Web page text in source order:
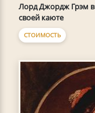
Лорд Джордж Грэм в
своей каюте
СТОИМОСТЬ